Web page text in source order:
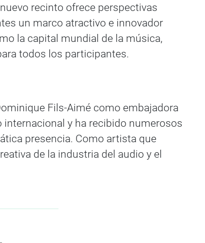
recinto ofrece perspectivas
un marco atractivo e innovador
la capital mundial de la música,
todos los participantes.
Fils-Aimé como embajadora
y ha recibido numerosos
presencia. Como artista que
de la industria del audio y el